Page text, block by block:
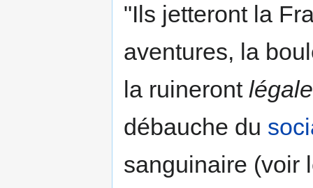
"Ils jetteront la
aventures, la
la ruineront
débauche du
sanguinaire (voir